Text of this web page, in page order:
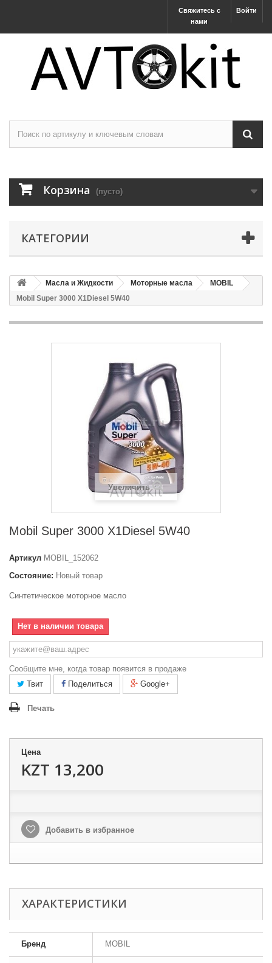
Войти
Свяжитесь с
нами
Корзина (пусто)
КАТЕГОРИИ
Масла и Жидкости Моторные масла
MOBIL
Mobil Super 3000 X1Diesel 5W40
Увеличить
Mobil Super 3000 X1Diesel 5W40
Артикул MOBIL_152062
Состояние: Новый товар
Синтетическое моторное масло
Нет в наличии товара
Сообщите мне, когда товар появится в продаже
Твит
Поделиться Google+
Печать
Цена
KZT 13,200
Добавить в избранное
ХАРАКТЕРИСТИКИ
Бренд MOBIL